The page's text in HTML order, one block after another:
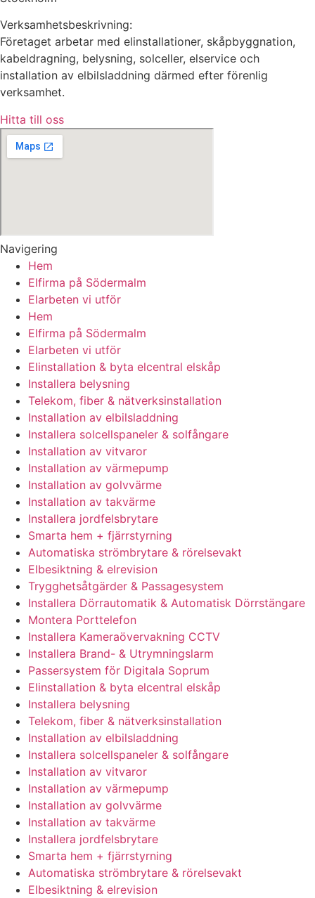
Verksamhetsbeskrivning:
Företaget arbetar med elinstallationer, skåpbyggnation,
kabeldragning, belysning, solceller, elservice och
installation av elbilsladdning därmed efter förenlig
verksamhet.
Hitta till oss
Navigering
Hem
Elfirma på Södermalm
Elarbeten vi utför
Hem
Elfirma på Södermalm
Elarbeten vi utför
Elinstallation & byta elcentral elskåp
Installera belysning
Telekom, fiber & nätverksinstallation
Installation av elbilsladdning
Installera solcellspaneler & solfångare
Installation av vitvaror
Installation av värmepump
Installation av golvvärme
Installation av takvärme
Installera jordfelsbrytare
Smarta hem + fjärrstyrning
Automatiska strömbrytare & rörelsevakt
Elbesiktning & elrevision
Trygghetsåtgärder & Passagesystem
Installera Dörrautomatik & Automatisk Dörrstängare
Montera Porttelefon
Installera Kameraövervakning CCTV
Installera Brand- & Utrymningslarm
Passersystem för Digitala Soprum
Elinstallation & byta elcentral elskåp
Installera belysning
Telekom, fiber & nätverksinstallation
Installation av elbilsladdning
Installera solcellspaneler & solfångare
Installation av vitvaror
Installation av värmepump
Installation av golvvärme
Installation av takvärme
Installera jordfelsbrytare
Smarta hem + fjärrstyrning
Automatiska strömbrytare & rörelsevakt
Elbesiktning & elrevision